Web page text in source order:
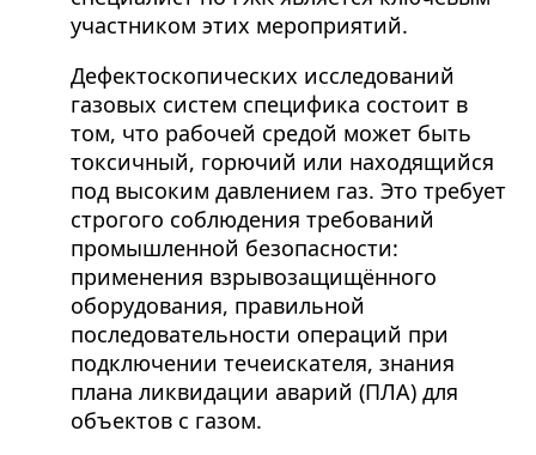
участником этих мероприятий.
Дефектоскопических исследований
газовых систем специфика состоит в
том, что рабочей средой может быть
токсичный, горючий или находящийся
под высоким давлением газ. Это требует
строгого соблюдения требований
промышленной безопасности:
применения взрывозащищённого
оборудования, правильной
последовательности операций при
подключении течеискателя, знания
плана ликвидации аварий (ПЛА) для
объектов с газом.